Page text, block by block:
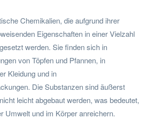
Chemikalien, die aufgrund ihrer
Eigenschaften in einer Vielzahl
werden. Sie finden sich in
von Töpfen und Pfannen, in
Kleidung und in
Die Substanzen sind äußerst
leicht abgebaut werden, was bedeutet,
Umwelt und im Körper anreichern.